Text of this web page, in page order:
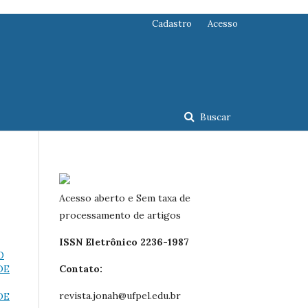
Buscar
Cadastro Acesso
Acesso aberto e Sem taxa de
processamento de artigos
ISSN Eletrônico 2236-1987
Contato:
revista.jonah@ufpel.edu.br